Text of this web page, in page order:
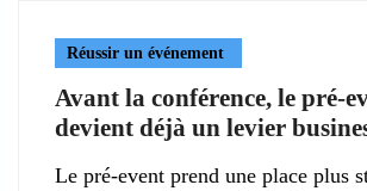
Réussir un événement
Avant la conférence, le pré-
devient déjà un levier
Le pré-event prend une place plus